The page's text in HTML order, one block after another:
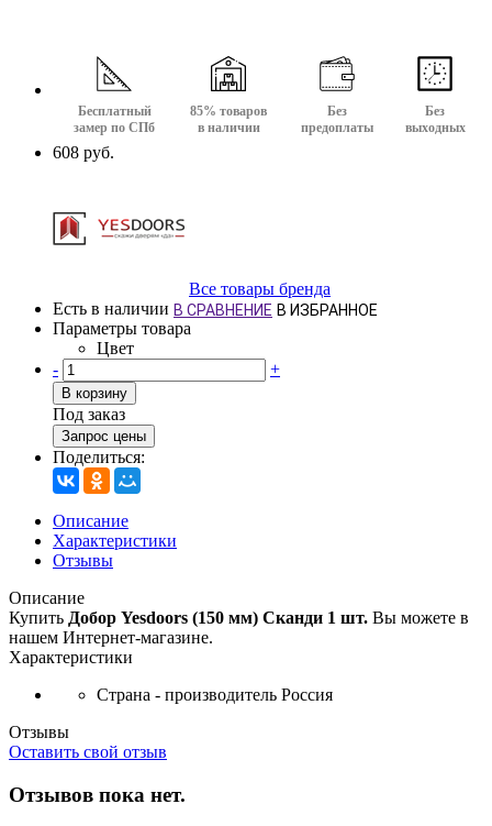
Бесплатный
замер по СПб
85% товаров
в наличии
Без
предоплаты
Без
выходных
608 руб.
Все товары бренда
Есть в наличии В СРАВНЕНИЕ В ИЗБРАННОЕ
Параметры товара
Цвет
-
+
В корзину
Под заказ
Запрос цены
Поделиться:
Описание
Характеристики
Отзывы
Описание
Купить Добор Yesdoors (150 мм) Сканди 1 шт. Вы можете в
нашем Интернет-магазине.
Характеристики
Страна - производитель Россия
Отзывы
Оставить свой отзыв
Отзывов пока нет.